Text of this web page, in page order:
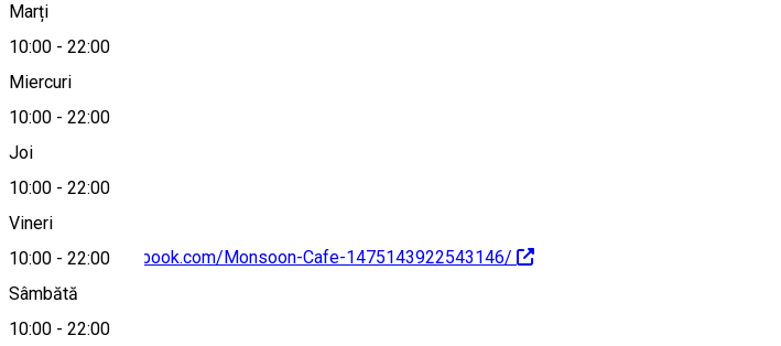
Marți
10:00 - 22:00
Miercuri
10:00 - 22:00
Joi
10:00 - 22:00
Vineri
10:00 - 22:00
Sâmbătă
10:00 - 22:00
Hartă
https://www.facebook.com/Monsoon-Cafe-1475143922543146/
Despre